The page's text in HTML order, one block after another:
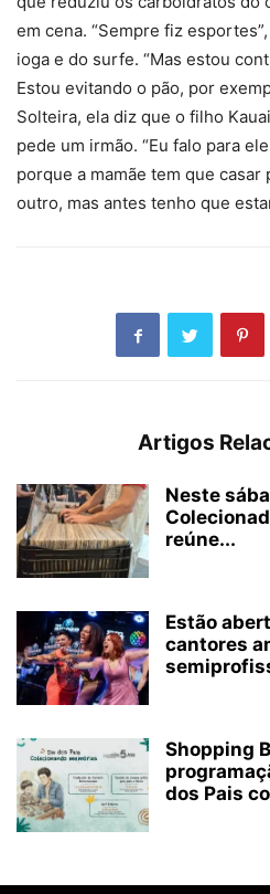
em cena. “Sempre fiz
ioga e do surfe. “Mas estou
Estou evitando o pão, por
Solteira, ela diz que o filho
pede um irmão. “Eu falo para
porque a mamãe tem que
outro, mas antes tenho que
Artigos
Neste
reúne...
Estão
cantores
Shopping
dos Pais